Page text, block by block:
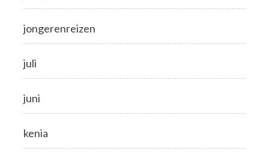
jongerenreizen
juli
juni
kenia